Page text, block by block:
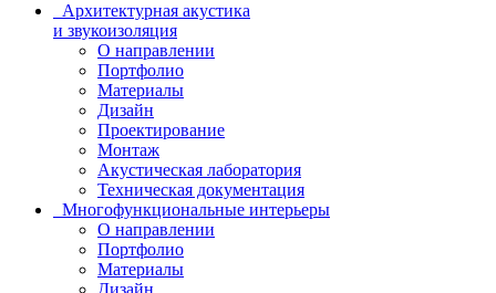
Архитектурная акустика
и звукоизоляция
О направлении
Портфолио
Материалы
Дизайн
Проектирование
Монтаж
Акустическая лаборатория
Техническая документация
Многофункциональные интерьеры
О направлении
Портфолио
Материалы
Дизайн